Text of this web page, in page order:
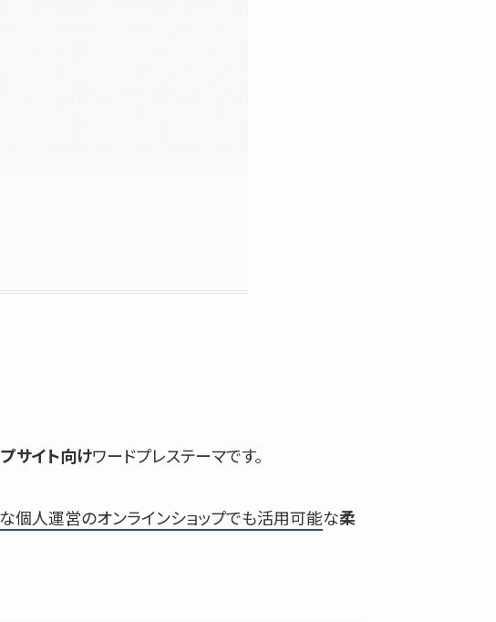
サイト向けワードプレステーマです。
個人運営のオンラインショップでも活用可能な柔